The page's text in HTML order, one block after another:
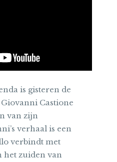
is gisteren de
Castione
van zijn
verhaal is een
verbindt met
het zuiden van